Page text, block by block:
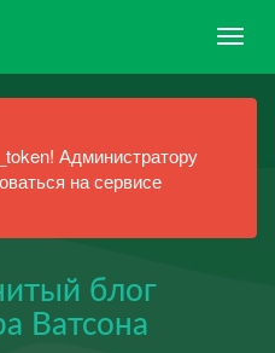
Администратору
на сервисе
блог
Ватсона